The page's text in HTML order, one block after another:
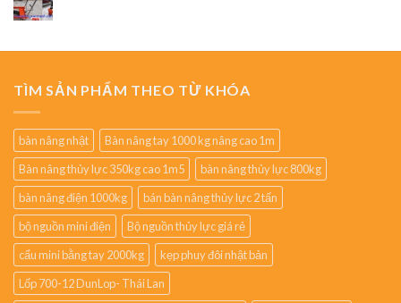
TÌM SẢN PHẨM THEO TỪ KHÓA
bàn nâng nhật
Bàn nâng tay 1000 kg nâng cao 1m
Bàn nâng thủy lực 350kg cao 1m5
bàn nâng thủy lực 800kg
bàn nâng điện 1000kg
bán bàn nâng thủy lực 2 tấn
bộ nguồn mini điện
Bộ nguồn thủy lực giá rẻ
cẩu mini bằng tay 2000kg
kẹp phuy đôi nhật bản
Lốp 700-12 DunLop- Thái Lan